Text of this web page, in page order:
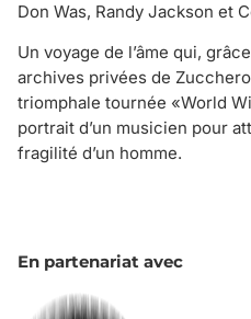
Don Was, Randy Jackson et
Un voyage de l’âme qui,
archives privées de
triomphale tournée «World
portrait d’un musicien pour
fragilité d’un homme.
En partenariat avec